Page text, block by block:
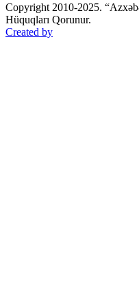
Copyright 2010-2025.
Hüquqları Qorunur.
Created by